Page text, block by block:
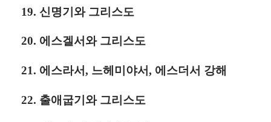
19. 신명기와 그리스도
20. 에스겔서와 그리스도
21. 에스라서, 느헤미야서, 에스더서 강해
22. 출애굽기와 그리스도